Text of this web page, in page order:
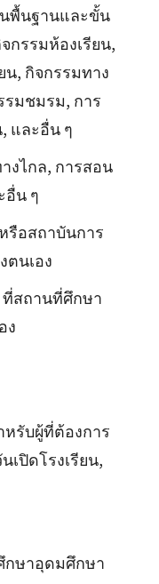
พื้นฐานและขั้น
กรรมห้องเรียน,
, กิจกรรมทาง
รมชมรม, การ
และอื่น ๆ
งไกล, การสอน
อื่น ๆ
อสถาบันการ
ตนเอง
ที่สถานที่ศึกษา
ง
หรับผู้ที่ต้องการ
เปิดโรงเรียน,
กษาอุดมศึกษา